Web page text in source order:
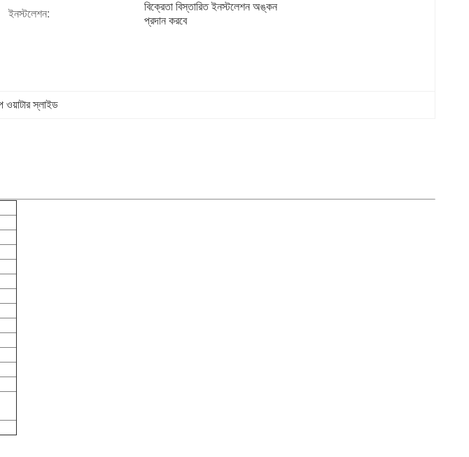
ইনস্টলেশন:
বিক্রেতা বিস্তারিত ইনস্টলেশন অঙ্কন
প্রদান করবে
ওয়াটার স্লাইড